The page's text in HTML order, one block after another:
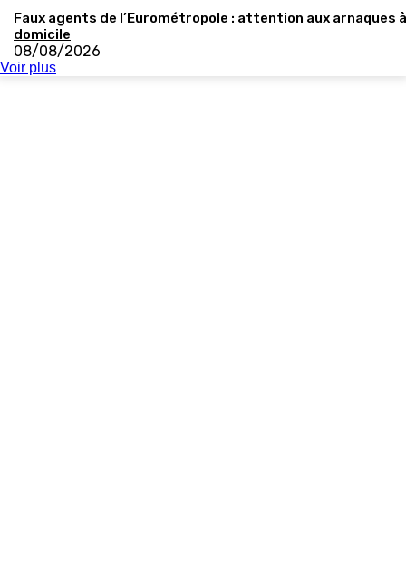
Faux agents de l’Eurométropole : attention aux arnaques à
domicile
08/08/2026
Voir plus